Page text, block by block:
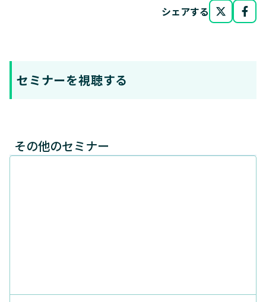
シェアする
セミナーを視聴する
その他のセミナー